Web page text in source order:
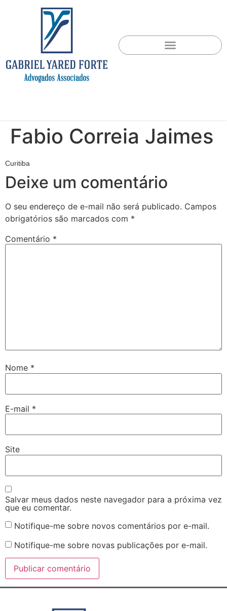
Fabio Correia Jaimes
Curitiba
Deixe um comentário
O seu endereço de e-mail não será publicado. Campos
obrigatórios são marcados com *
Comentário *
Nome *
E-mail *
Site
Salvar meus dados neste navegador para a próxima vez
que eu comentar.
Notifique-me sobre novos comentários por e-mail.
Notifique-me sobre novas publicações por e-mail.